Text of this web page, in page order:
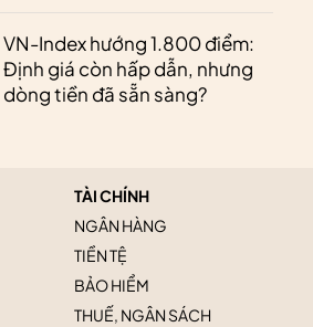
VN-Index hướng 1.800 điểm:
Định giá còn hấp dẫn, nhưng
dòng tiền đã sẵn sàng?
TÀI CHÍNH
NGÂN HÀNG
TIỀN TỆ
BẢO HIỂM
THUẾ, NGÂN SÁCH